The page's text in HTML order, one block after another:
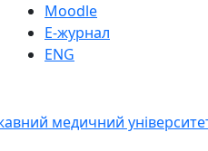
Moodle
Е-журнал
ENG
медичний